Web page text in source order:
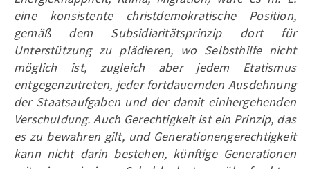
eine konsistente christdemokratische Position,
gemäß dem Subsidiaritätsprinzip dort für
Unterstützung zu plädieren, wo Selbsthilfe nicht
möglich ist, zugleich aber jedem Etatismus
entgegenzutreten, jeder fortdauernden Ausdehnung
der Staatsaufgaben und der damit einhergehenden
Verschuldung. Auch Gerechtigkeit ist ein Prinzip, das
es zu bewahren gilt, und Generationengerechtigkeit
kann nicht darin bestehen, künftige Generationen